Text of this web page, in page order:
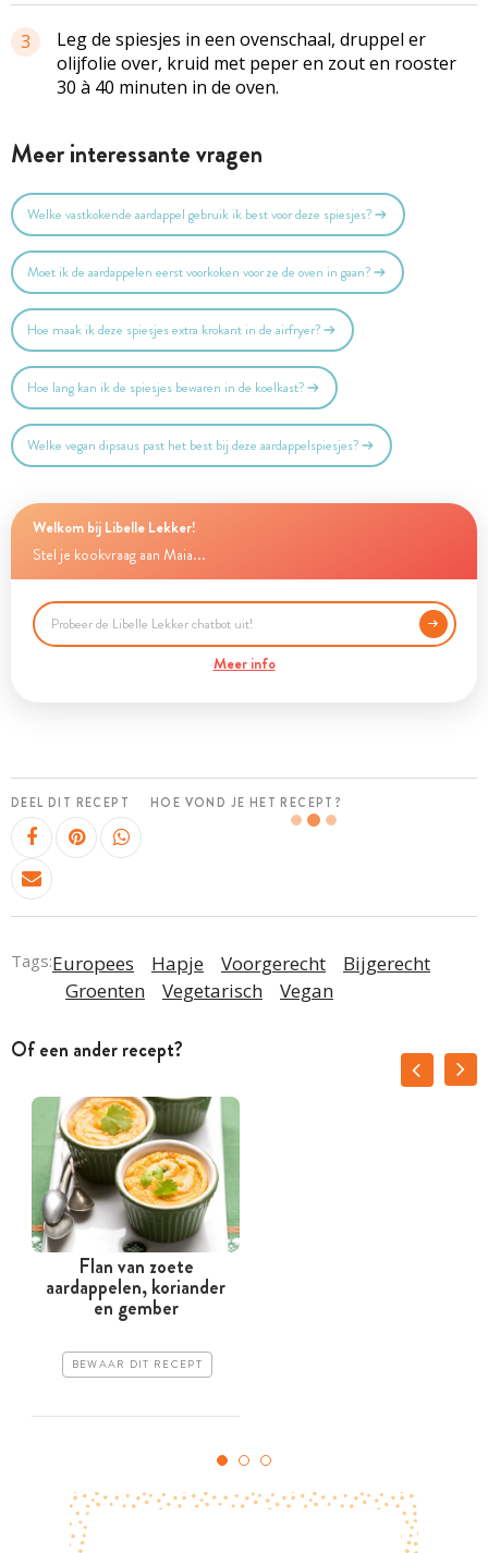
3
Leg de spiesjes in een ovenschaal, druppel er
olijfolie over, kruid met peper en zout en rooster
30 à 40 minuten in de oven.
Meer interessante vragen
Welke vastkokende aardappel gebruik ik best voor deze spiesjes?
Moet ik de aardappelen eerst voorkoken voor ze de oven in gaan?
Hoe maak ik deze spiesjes extra krokant in de airfryer?
Hoe lang kan ik de spiesjes bewaren in de koelkast?
Welke vegan dipsaus past het best bij deze aardappelspiesjes?
Welkom bij Libelle Lekker!
Stel je kookvraag aan Maia...
Meer info
DEEL DIT RECEPT HOE VOND JE HET RECEPT?
Tags:Europees Hapje Voorgerecht
Bijgerecht
Groenten
Vegetarisch Vegan
Of een ander recept?
Flan van zoete
aardappelen, koriander
en gember
BEWAAR DIT RECEPT